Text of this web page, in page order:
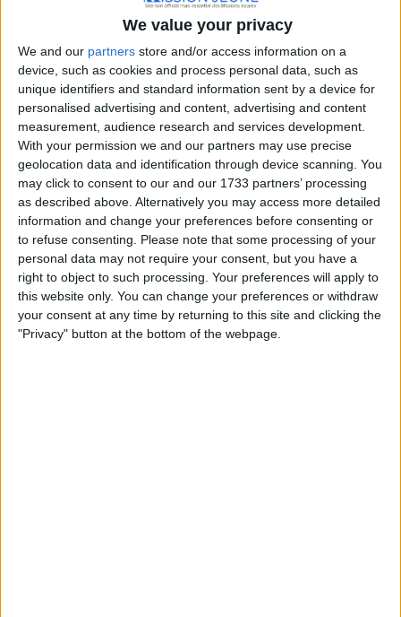
We value your privacy
We and our partners store and/or access information on a
device, such as cookies and process personal data, such as
unique identifiers and standard information sent by a device for
personalised advertising and content, advertising and content
measurement, audience research and services development.
With your permission we and our partners may use precise
geolocation data and identification through device scanning. You
may click to consent to our and our 1733 partners’ processing
as described above. Alternatively you may access more detailed
information and change your preferences before consenting or
to refuse consenting. Please note that some processing of your
personal data may not require your consent, but you have a
right to object to such processing. Your preferences will apply to
this website only. You can change your preferences or withdraw
your consent at any time by returning to this site and clicking the
"Privacy" button at the bottom of the webpage.
Mission locale de Saint Romain de Colbosc
Normandie
Rue Sylvestre Dumesnil, 76430 Saint-Romain-de-
Colbosc, France
+33 2 35 13 36 90
Mission Locale de Saint Romain de Colbosc : Un
soutien complet pour l’insertion professionnelle
Votre guide vers un emploi durable et épanouissant
Services et engagement de la Mission Locale